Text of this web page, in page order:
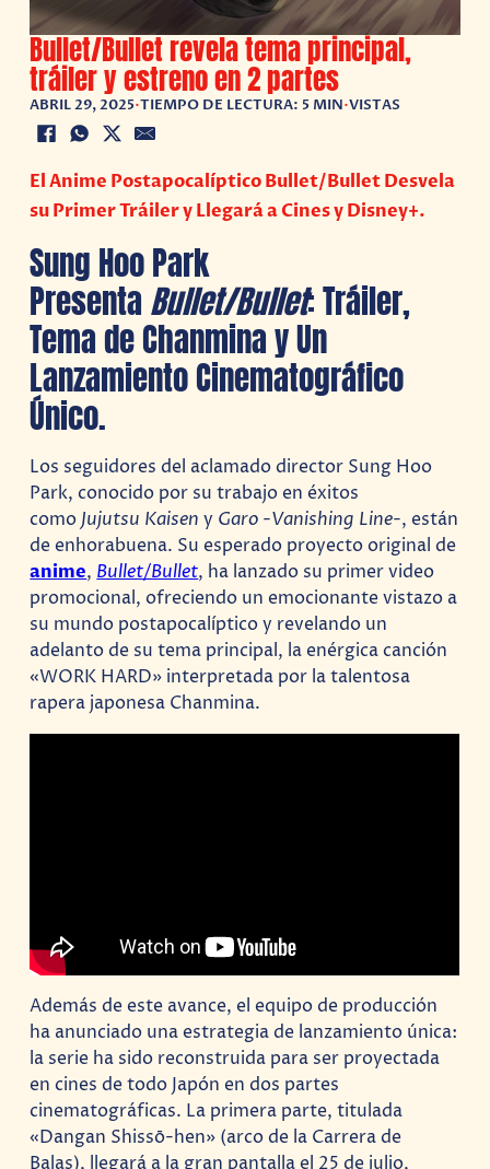
Bullet/Bullet revela tema principal,
tráiler y estreno en 2 partes
ABRIL 29, 2025•TIEMPO DE LECTURA: 5 MIN•VISTAS
El Anime Postapocalíptico Bullet/Bullet Desvela
su Primer Tráiler y Llegará a Cines y Disney+.
Sung Hoo Park
Presenta Bullet/Bullet: Tráiler,
Tema de Chanmina y Un
Lanzamiento Cinematográfico
Único.
Los seguidores del aclamado director Sung Hoo
Park, conocido por su trabajo en éxitos
como Jujutsu Kaisen y Garo -Vanishing Line-, están
de enhorabuena. Su esperado proyecto original de
anime, Bullet/Bullet, ha lanzado su primer video
promocional, ofreciendo un emocionante vistazo a
su mundo postapocalíptico y revelando un
adelanto de su tema principal, la enérgica canción
«WORK HARD» interpretada por la talentosa
rapera japonesa Chanmina.
Además de este avance, el equipo de producción
ha anunciado una estrategia de lanzamiento única:
la serie ha sido reconstruida para ser proyectada
en cines de todo Japón en dos partes
cinematográficas. La primera parte, titulada
«Dangan Shissō-hen» (arco de la Carrera de
Balas), llegará a la gran pantalla el 25 de julio,